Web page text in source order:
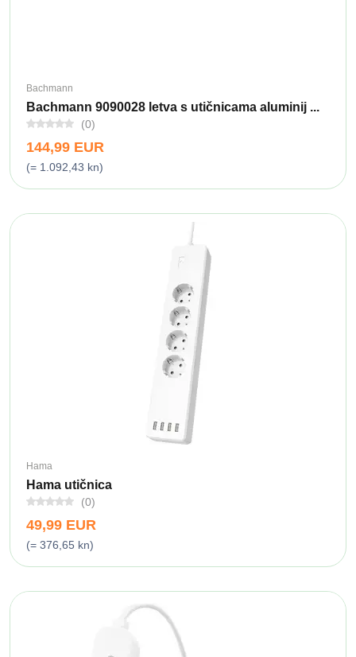
Bachmann
Bachmann 9090028 letva s utičnicama aluminij ...
(0)
144,99 EUR
(= 1.092,43 kn)
Hama
Hama utičnica
(0)
49,99 EUR
(= 376,65 kn)